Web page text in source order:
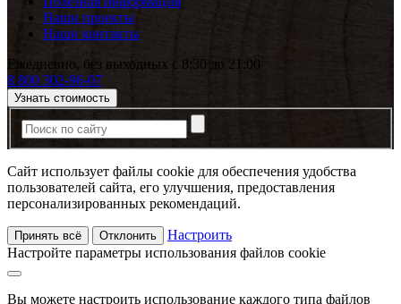
Наши проекты
Наши контакты
Ежедневно, без выходных с 8:30 до 21:00
8 800 302-96-07
Узнать стоимость
Сайт использует файлы cookie для обеспечения удобства
пользователей сайта, его улучшения, предоставления
персонализированных рекомендаций.
Принять всё Отклонить
Настроить
Настройте параметры использования файлов cookie
Вы можете настроить использование каждого типа файлов